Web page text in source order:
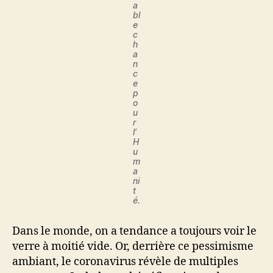
a
bl
e
c
h
a
n
c
e
p
o
u
r
l’
H
u
m
a
ni
t
é.
Dans le monde, on a tendance a toujours voir le
verre à moitié vide. Or, derrière ce pessimisme
ambiant, le coronavirus révèle de multiples